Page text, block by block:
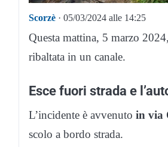
Scorzè · 05/03/2024 alle 14:25
Questa mattina, 5 marzo
ribaltata in un canale.
Esce fuori strada e
L’incidente è avvenuto in via
scolo a bordo strada.